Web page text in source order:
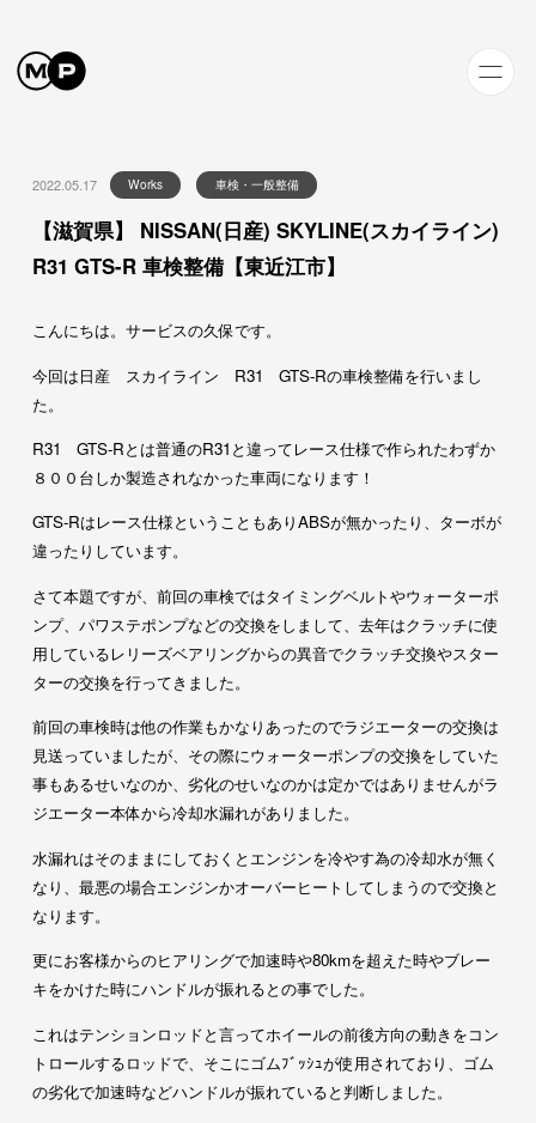
2022.05.17 Works 車検・一般整備
【滋賀県】 NISSAN(日産) SKYLINE(スカイライン)
R31 GTS-R 車検整備【東近江市】
こんにちは。サービスの久保です。
今回は日産 スカイライン R31 GTS-Rの車検整備を行いまし
た。
R31 GTS-Rとは普通のR31と違ってレース仕様で作られたわずか
８００台しか製造されなかった車両になります！
GTS-Rはレース仕様ということもありABSが無かったり、ターボが
違ったりしています。
さて本題ですが、前回の車検ではタイミングベルトやウォーターポ
ンプ、パワステポンプなどの交換をしまして、去年はクラッチに使
用しているレリーズベアリングからの異音でクラッチ交換やスター
ターの交換を行ってきました。
前回の車検時は他の作業もかなりあったのでラジエーターの交換は
見送っていましたが、その際にウォーターポンプの交換をしていた
事もあるせいなのか、劣化のせいなのかは定かではありませんがラ
ジエーター本体から冷却水漏れがありました。
水漏れはそのままにしておくとエンジンを冷やす為の冷却水が無く
なり、最悪の場合エンジンかオーバーヒートしてしまうので交換と
なります。
更にお客様からのヒアリングで加速時や80kmを超えた時やブレー
キをかけた時にハンドルが振れるとの事でした。
これはテンションロッドと言ってホイールの前後方向の動きをコン
トロールするロッドで、そこにゴムﾌﾞｯｼｭが使用されており、ゴム
の劣化で加速時などハンドルが振れていると判断しました。